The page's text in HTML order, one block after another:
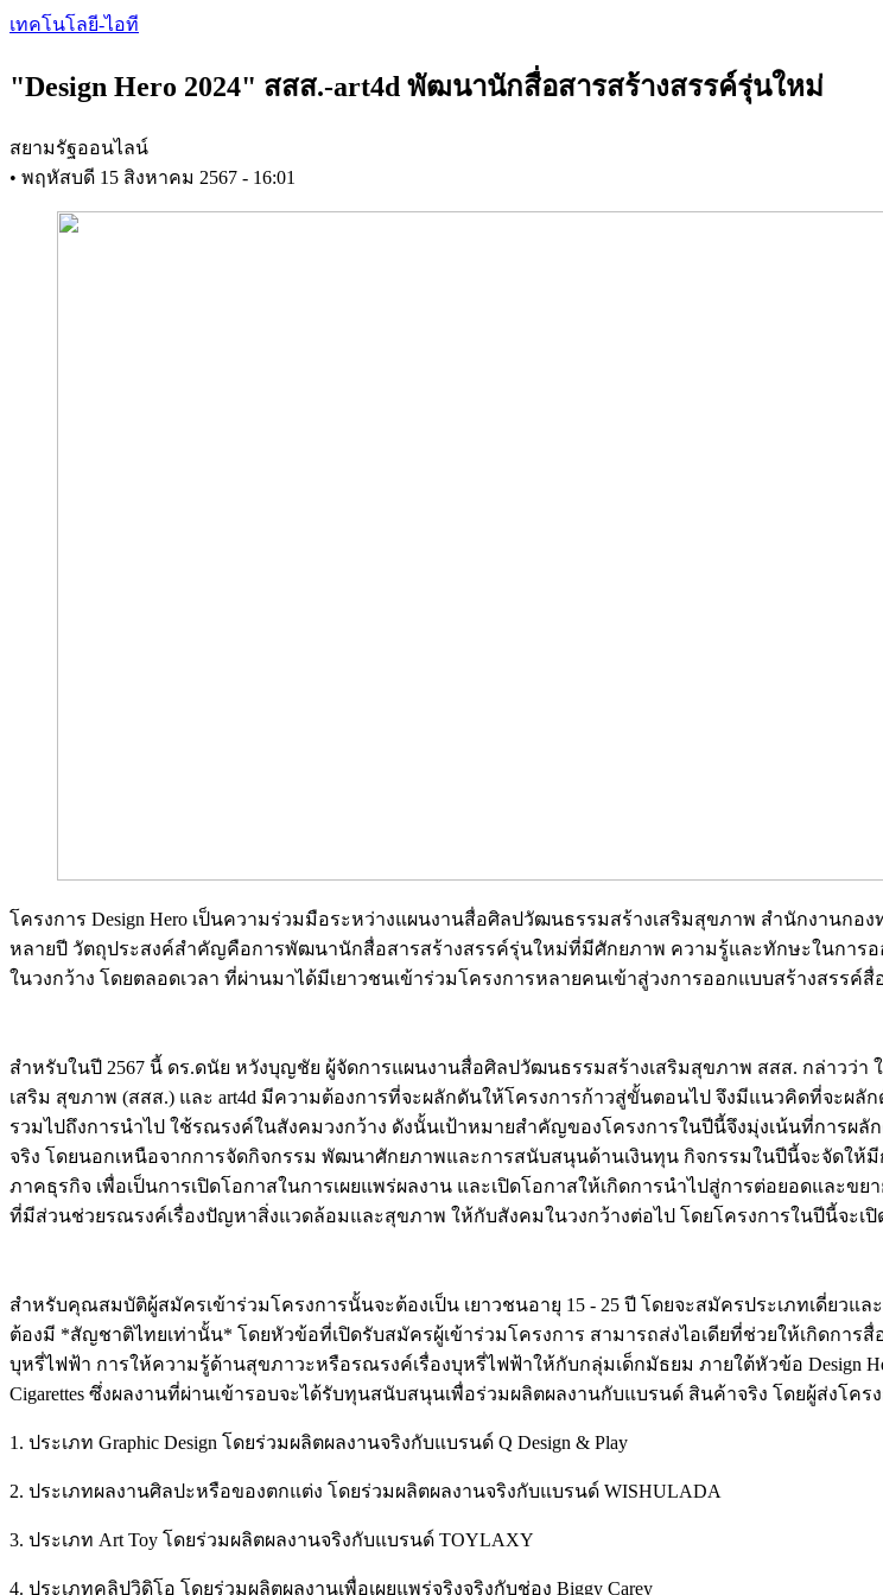
Skip
content
เทคโนโลยี-ไอที
"Design Hero 2024" สสส.-art4d พัฒนานักสื่อสารสร้างสรรค์รุ่นใหม่
สยามรัฐออนไลน์
• พฤหัสบดี 15 สิงหาคม 2567 - 16:01
โครงการ Design Hero เป็นความร่วมมือระหว่างแผนงานสื่อศิลปวัฒนธรรมสร้างเสริมสุขภาพ สำนักงานกอ
หลายปี วัตถุประสงค์สำคัญคือการพัฒนานักสื่อสารสร้างสรรค์รุ่นใหม่ที่มีศักยภาพ ความรู้และทักษะในการ
ในวงกว้าง โดยตลอดเวลา ที่ผ่านมาได้มีเยาวชนเข้าร่วมโครงการหลายคนเข้าสู่วงการออกแบบสร้างสรรค์
สำหรับในปี 2567 นี้ ดร.ดนัย หวังบุญชัย ผู้จัดการแผนงานสื่อศิลปวัฒนธรรมสร้างเสริมสุขภาพ สสส. กล่าว
เสริม สุขภาพ (สสส.) และ art4d มีความต้องการที่จะผลักดันให้โครงการก้าวสู่ขั้นตอนไป จึงมีแนวคิดที่จะผลั
รวมไปถึงการนำไป ใช้รณรงค์ในสังคมวงกว้าง ดังนั้นเป้าหมายสำคัญของโครงการในปีนี้จึงมุ่งเน้นที่การผลั
จริง โดยนอกเหนือจากการจัดกิจกรรม พัฒนาศักยภาพและการสนับสนุนด้านเงินทุน กิจกรรมในปีนี้จะจัดให้
ภาคธุรกิจ เพื่อเป็นการเปิดโอกาสในการเผยแพร่ผลงาน และเปิดโอกาสให้เกิดการนำไปสู่การต่อยอดและ
ที่มีส่วนช่วยรณรงค์เรื่องปัญหาสิ่งแวดล้อมและสุขภาพ ให้กับสังคมในวงกว้างต่อไป โดยโครงการในปีนี้จะเ
สำหรับคุณสมบัติผู้สมัครเข้าร่วมโครงการนั้นจะต้องเป็น เยาวชนอายุ 15 - 25 ปี โดยจะสมัครประเภทเดี่ยวแ
ต้องมี *สัญชาติไทยเท่านั้น* โดยหัวข้อที่เปิดรับสมัครผู้เข้าร่วมโครงการ สามารถส่งไอเดียที่ช่วยให้เกิดการ
บุหรี่ไฟฟ้า การให้ความรู้ด้านสุขภาวะหรือรณรงค์เรื่องบุหรี่ไฟฟ้าให้กับกลุ่มเด็กมัธยม ภายใต้หัวข้อ Design Hero :
Cigarettes ซึ่งผลงานที่ผ่านเข้ารอบจะได้รับทุนสนับสนุนเพื่อร่วมผลิตผลงานกับแบรนด์ สินค้าจริง โดยผู้ส่งโค
1. ประเภท Graphic Design โดยร่วมผลิตผลงานจริงกับแบรนด์ Q Design & Play
2. ประเภทผลงานศิลปะหรือของตกแต่ง โดยร่วมผลิตผลงานจริงกับแบรนด์ WISHULADA
3. ประเภท Art Toy โดยร่วมผลิตผลงานจริงกับแบรนด์ TOYLAXY
4. ประเภทคลิปวิดิโอ โดยร่วมผลิตผลงานเพื่อเผยแพร่จริงจริงกับช่อง Biggy Carey